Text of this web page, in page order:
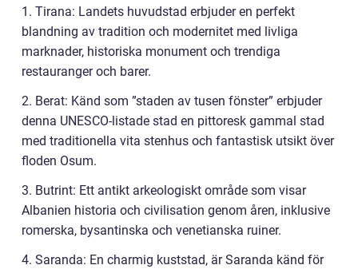
1. Tirana: Landets huvudstad erbjuder en perfekt
blandning av tradition och modernitet med livliga
marknader, historiska monument och trendiga
restauranger och barer.
2. Berat: Känd som ”staden av tusen fönster” erbjuder
denna UNESCO-listade stad en pittoresk gammal stad
med traditionella vita stenhus och fantastisk utsikt över
floden Osum.
3. Butrint: Ett antikt arkeologiskt område som visar
Albanien historia och civilisation genom åren, inklusive
romerska, bysantinska och venetianska ruiner.
4. Saranda: En charmig kuststad, är Saranda känd för